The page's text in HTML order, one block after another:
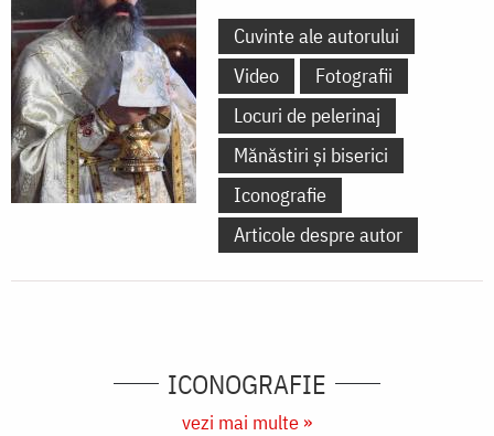
Cuvinte ale autorului
Video
Fotografii
Locuri de pelerinaj
Mănăstiri și biserici
Iconografie
Articole despre autor
ICONOGRAFIE
vezi mai multe »